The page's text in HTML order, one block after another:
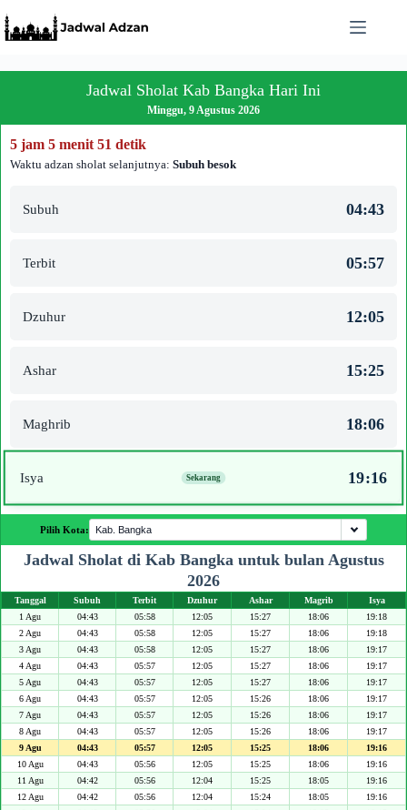
to
content
Jadwal Sholat Kab Bangka Hari Ini
Minggu, 9 Agustus 2026
5 jam 5 menit 50 detik
Waktu adzan sholat selanjutnya: Subuh besok
Subuh 04:43
Terbit 05:57
Dzuhur 12:05
Ashar 15:25
Maghrib 18:06
Isya 19:16
Pilih Kota:
Jadwal Sholat di Kab Bangka untuk bulan Agustus
2026
Tanggal Subuh Terbit Dzuhur Ashar Magrib
Isya
1 Agu
04:43 05:58 12:05 15:27 18:06
19:18
2 Agu
04:43 05:58 12:05 15:27 18:06
19:18
3 Agu
04:43 05:58 12:05 15:27 18:06
19:17
4 Agu
04:43 05:57 12:05 15:27 18:06
19:17
5 Agu
04:43 05:57 12:05 15:27 18:06
19:17
6 Agu
04:43 05:57 12:05 15:26 18:06
19:17
7 Agu
04:43 05:57 12:05 15:26 18:06
19:17
8 Agu
04:43 05:57 12:05 15:26 18:06
19:17
9 Agu
04:43 05:57 12:05 15:25 18:06
19:16
10 Agu
04:43 05:56 12:05 15:25 18:06
19:16
11 Agu
04:42 05:56 12:04 15:25 18:05
19:16
12 Agu
04:42 05:56 12:04 15:24 18:05
19:16